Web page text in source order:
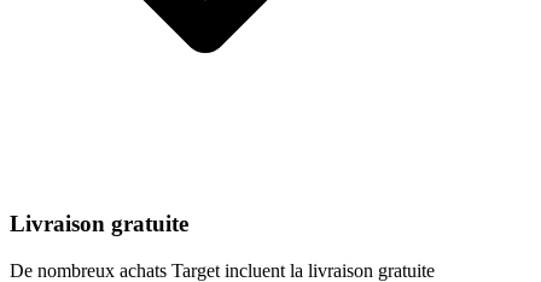
Livraison gratuite
De nombreux achats Target incluent la livraison gratuite